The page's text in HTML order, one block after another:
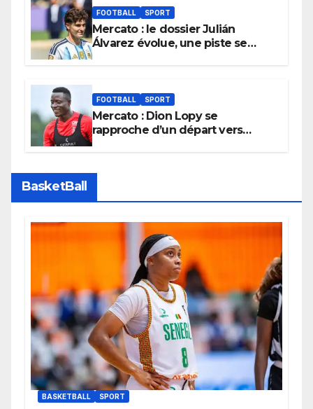
FOOTBALL SPORT
Mercato : le dossier Julián
Álvarez évolue, une piste se
FOOTBALL SPORT
Mercato : Dion Lopy se
rapproche d’un départ vers
BasketBall
BASKETBALL SPORT